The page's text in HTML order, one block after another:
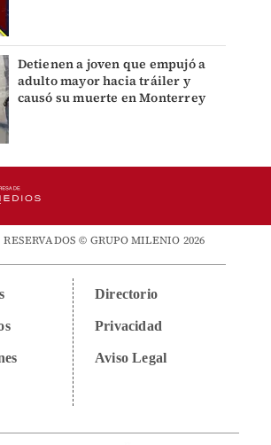
Detienen a joven que empujó a
adulto mayor hacia tráiler y
causó su muerte en Monterrey
RESERVADOS © GRUPO MILENIO 2026
Directorio
Privacidad
Aviso Legal